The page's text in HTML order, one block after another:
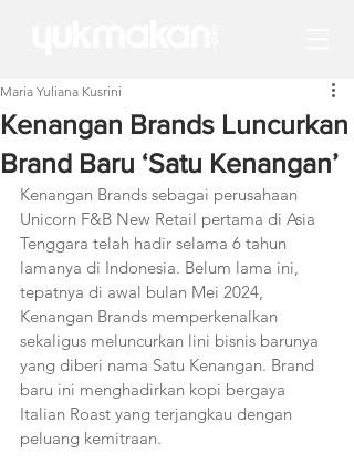
Kenangan Brands Luncurkan
Brand Baru ‘Satu Kenangan’
Maria Yuliana Kusrini
Kenangan Brands sebagai perusahaan
Unicorn F&B New Retail pertama di Asia
Tenggara telah hadir selama 6 tahun
lamanya di Indonesia. Belum lama ini,
tepatnya di awal bulan Mei 2024,
Kenangan Brands memperkenalkan
sekaligus meluncurkan lini bisnis barunya
yang diberi nama Satu Kenangan. Brand
baru ini menghadirkan kopi bergaya
Italian Roast yang terjangkau dengan
peluang kemitraan.